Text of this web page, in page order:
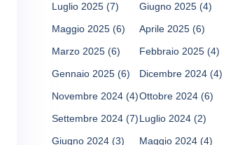
Luglio 2025 (7) Giugno 2025 (4)
Maggio 2025 (6) Aprile 2025 (6)
Marzo 2025 (6) Febbraio 2025 (4)
Gennaio 2025 (6) Dicembre 2024 (4)
Novembre 2024 (4)Ottobre 2024 (6)
Settembre 2024 (7)Luglio 2024 (2)
Giugno 2024 (3) Maggio 2024 (4)